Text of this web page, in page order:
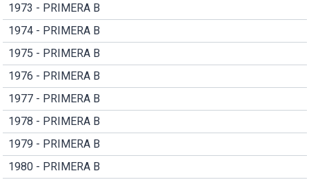
1973 - PRIMERA B
1974 - PRIMERA B
1975 - PRIMERA B
1976 - PRIMERA B
1977 - PRIMERA B
1978 - PRIMERA B
1979 - PRIMERA B
1980 - PRIMERA B